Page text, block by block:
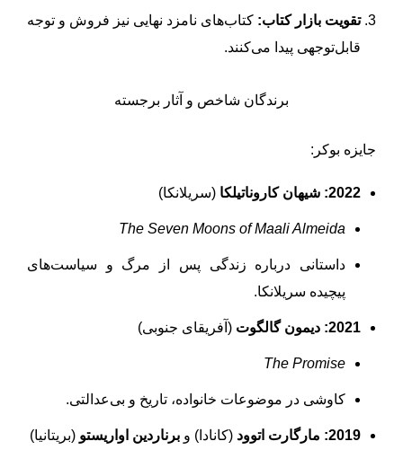
تقویت بازار کتاب: کتاب‌های نامزد نهایی نیز فروش و توجه
قابل‌توجهی پیدا می‌کنند.
برندگان شاخص و آثار برجسته
جایزه بوکر:
2022: شیهان کاروناتیلکا (سریلانکا)
The Seven Moons of Maali Almeida
داستانی درباره زندگی پس از مرگ و سیاست‌های
پیچیده سریلانکا.
2021: دیمون گالگوت (آفریقای جنوبی)
The Promise
کاوشی در موضوعات خانواده، تاریخ و بی‌عدالتی.
2019: مارگارت اتوود (کانادا) و برناردین اواریستو (بریتانیا)